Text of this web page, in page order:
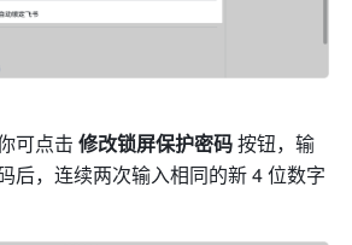
可点击 修改锁屏保护密码 按钮，输
后，连续两次输入相同的新 4 位数字